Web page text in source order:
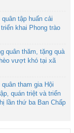
tập huấn cải
khai Phong trào
quân thăm, tặng quà
vượt khó tại xã
tham gia Hội
quán triệt và triển
lần thứ ba Ban Chấp